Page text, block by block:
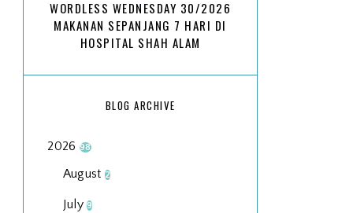
WORDLESS WEDNESDAY 30/2026
MAKANAN SEPANJANG 7 HARI DI
HOSPITAL SHAH ALAM
BLOG ARCHIVE
2026 98
August 2
July9